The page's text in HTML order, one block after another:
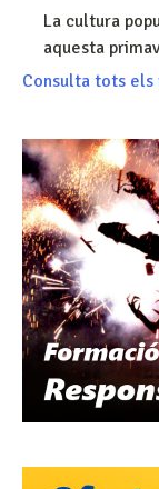
La cultura
aquesta
Consulta tots els